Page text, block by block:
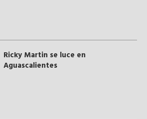
Ricky Martin se luce en
Aguascalientes